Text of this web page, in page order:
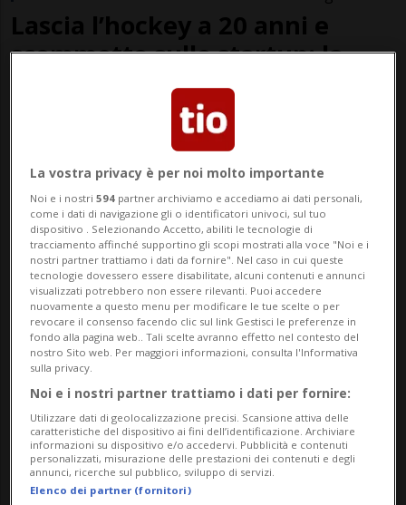
Lascia l’hockey a 20 anni e
scommette sulle startup: la
scelta vincente di Sartori
PRIMO D'AGOSTO 5 gior
Anche il mondo dello sport
celebra il Primo Agosto
La vostra privacy è per noi molto importante
Noi e i nostri594 partner archiviamo e accediamo ai dati personali,
come i dati di navigazione gli o identificatori univoci, sul tuo
dispositivo . Selezionando Accetto, abiliti le tecnologie di
tracciamento affinché supportino gli scopi mostrati alla voce "Noi e i
nostri partner trattiamo i dati da fornire". Nel caso in cui queste
tecnologie dovessero essere disabilitate, alcuni contenuti e annunci
visualizzati potrebbero non essere rilevanti. Puoi accedere
nuovamente a questo menu per modificare le tue scelte o per
revocare il consenso facendo clic sul link Gestisci le preferenze in
fondo alla pagina web.. Tali scelte avranno effetto nel contesto del
nostro Sito web. Per maggiori informazioni, consulta l'Informativa
sulla privacy.
Noi e i nostri partner trattiamo i dati per fornire:
Utilizzare dati di geolocalizzazione precisi. Scansione attiva delle
caratteristiche del dispositivo ai fini dell’identificazione. Archiviare
informazioni su dispositivo e/o accedervi. Pubblicità e contenuti
personalizzati, misurazione delle prestazioni dei contenuti e degli
annunci, ricerche sul pubblico, sviluppo di servizi.
Elenco dei partner (fornitori)